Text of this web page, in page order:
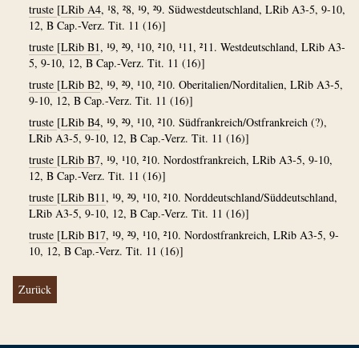
truste [LRib A4, ¹8, ²8, ¹9, ²9. Südwestdeutschland, LRib A3-5, 9-10,
12, B Cap.-Verz. Tit. 11 (16)]
truste [LRib B1, ¹9, ²9, ¹10, ²10, ¹11, ²11. Westdeutschland, LRib A3-
5, 9-10, 12, B Cap.-Verz. Tit. 11 (16)]
truste [LRib B2, ¹9, ²9, ¹10, ²10. Oberitalien/Norditalien, LRib A3-5,
9-10, 12, B Cap.-Verz. Tit. 11 (16)]
truste [LRib B4, ¹9, ²9, ¹10, ²10. Südfrankreich/Ostfrankreich (?),
LRib A3-5, 9-10, 12, B Cap.-Verz. Tit. 11 (16)]
truste [LRib B7, ¹9, ¹10, ²10. Nordostfrankreich, LRib A3-5, 9-10,
12, B Cap.-Verz. Tit. 11 (16)]
truste [LRib B11, ¹9, ²9, ¹10, ²10. Norddeutschland/Süddeutschland,
LRib A3-5, 9-10, 12, B Cap.-Verz. Tit. 11 (16)]
truste [LRib B17, ¹9, ²9, ¹10, ²10. Nordostfrankreich, LRib A3-5, 9-
10, 12, B Cap.-Verz. Tit. 11 (16)]
Zurück